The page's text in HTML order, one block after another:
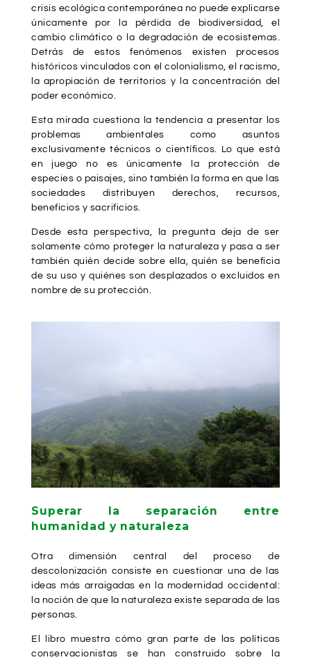
crisis ecológica contemporánea no puede explicarse
únicamente por la pérdida de biodiversidad, el
cambio climático o la degradación de ecosistemas.
Detrás de estos fenómenos existen procesos
históricos vinculados con el colonialismo, el racismo,
la apropiación de territorios y la concentración del
poder económico.
Esta mirada cuestiona la tendencia a presentar los
problemas ambientales como asuntos
exclusivamente técnicos o científicos. Lo que está
en juego no es únicamente la protección de
especies o paisajes, sino también la forma en que las
sociedades distribuyen derechos, recursos,
beneficios y sacrificios.
Desde esta perspectiva, la pregunta deja de ser
solamente cómo proteger la naturaleza y pasa a ser
también quién decide sobre ella, quién se beneficia
de su uso y quiénes son desplazados o excluidos en
nombre de su protección.
Superar la separación entre
humanidad y naturaleza
Otra dimensión central del proceso de
descolonización consiste en cuestionar una de las
ideas más arraigadas en la modernidad occidental:
la noción de que la naturaleza existe separada de las
personas.
El libro muestra cómo gran parte de las políticas
conservacionistas se han construido sobre la